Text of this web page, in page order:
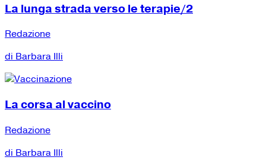
La lunga strada verso le terapie/2
Redazione
di Barbara Illi
La corsa al vaccino
Redazione
di Barbara Illi